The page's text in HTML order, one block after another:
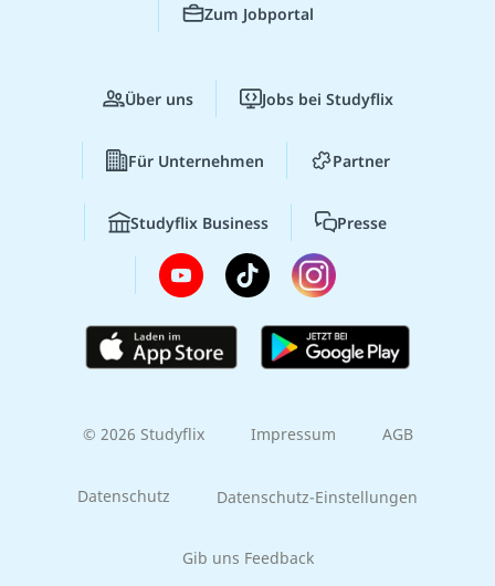
Zum Jobportal
Über uns Jobs bei Studyflix
Für Unternehmen Partner
Studyflix Business Presse
© 2026 Studyflix Impressum AGB
Datenschutz Datenschutz-Einstellungen
Gib uns Feedback